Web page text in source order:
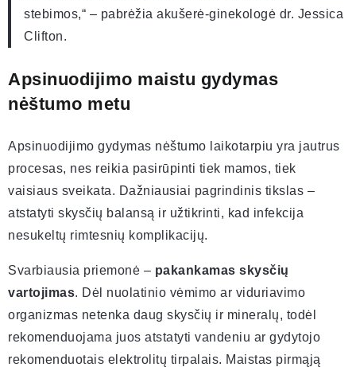
stebimos,“ – pabrėžia akušerė-ginekologė dr. Jessica
Clifton.
Apsinuodijimo maistu gydymas
nėštumo metu
Apsinuodijimo gydymas nėštumo laikotarpiu yra jautrus
procesas, nes reikia pasirūpinti tiek mamos, tiek
vaisiaus sveikata. Dažniausiai pagrindinis tikslas –
atstatyti skysčių balansą ir užtikrinti, kad infekcija
nesukeltų rimtesnių komplikacijų.
Svarbiausia priemonė – pakankamas skysčių
vartojimas. Dėl nuolatinio vėmimo ar viduriavimo
organizmas netenka daug skysčių ir mineralų, todėl
rekomenduojama juos atstatyti vandeniu ar gydytojo
rekomenduotais elektrolitų tirpalais. Maistas pirmąją